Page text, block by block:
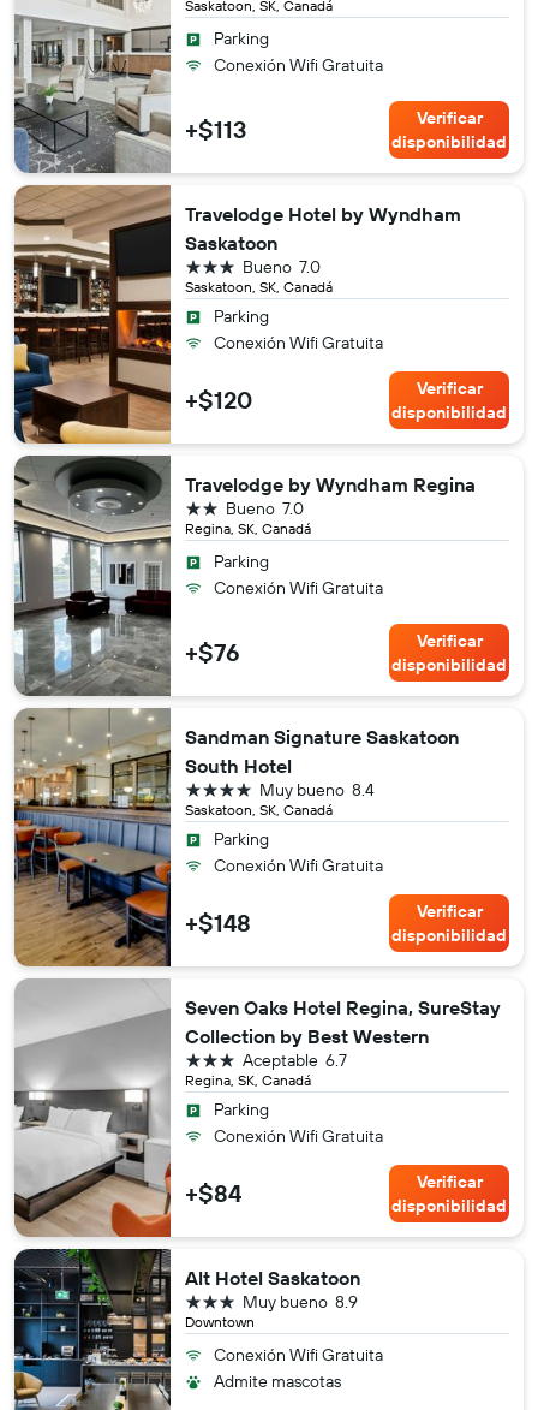
Saskatoon, SK, Canadá
Parking
Conexión Wifi Gratuita
+$113
Verificar
disponibilidad
Travelodge Hotel by Wyndham
Saskatoon
Saskatoon, SK, Canadá
7.0
Bueno
3 estrellas
Parking
Conexión Wifi Gratuita
+$120
Verificar
disponibilidad
Travelodge by Wyndham Regina
Regina, SK, Canadá
7.0
Bueno
2 estrellas
Parking
Conexión Wifi Gratuita
+$76
Verificar
disponibilidad
Sandman Signature Saskatoon
South Hotel
Saskatoon, SK, Canadá
8.4
Muy bueno
4 estrellas
Parking
Conexión Wifi Gratuita
+$148
Verificar
disponibilidad
Seven Oaks Hotel Regina, SureStay
Collection by Best Western
Regina, SK, Canadá
6.7
Aceptable
3 estrellas
Parking
Conexión Wifi Gratuita
+$84
Verificar
disponibilidad
Alt Hotel Saskatoon
Downtown
8.9
Muy bueno
3 estrellas
Conexión Wifi Gratuita
Admite mascotas